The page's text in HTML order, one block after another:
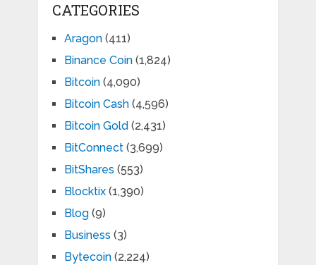
CATEGORIES
Aragon(411)
Binance Coin(1,824)
Bitcoin(4,090)
Bitcoin Cash(4,596)
Bitcoin Gold (2,431)
BitConnect(3,699)
BitShares (553)
Blocktix(1,390)
Blog(9)
Business (3)
Bytecoin(2,224)